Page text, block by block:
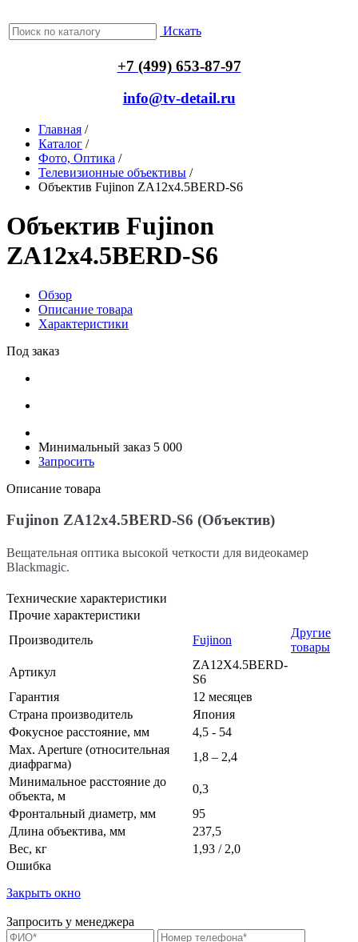
Искать
+7 (499) 653-87-97
info@tv-detail.ru
Главная /
Каталог /
Фото, Оптика /
Телевизионные объективы /
Объектив Fujinon ZA12x4.5BERD-S6
Объектив Fujinon
ZA12x4.5BERD-S6
Обзор
Описание товара
Характеристики
Под заказ
Минимальный заказ 5 000
Запросить
Описание товара
Fujinon ZA12x4.5BERD-S6 (Объектив)
Вещательная оптика высокой четкости для видеокамер
Blackmagic.
Технические характеристики
Прочие характеристики
Производитель
Fujinon
Другие
товары
Артикул
ZA12X4.5BERD-
S6
Гарантия
12 месяцев
Страна производитель
Япония
Фокусное расстояние, мм
4,5 - 54
Max. Aperture (относительная
диафрагма)
1,8 – 2,4
Минимальное расстояние до
объекта, м
0,3
Фронтальный диаметр, мм
95
Длина объектива, мм
237,5
Вес, кг
1,93 / 2,0
Ошибка
Закрыть окно
Запросить у менеджера